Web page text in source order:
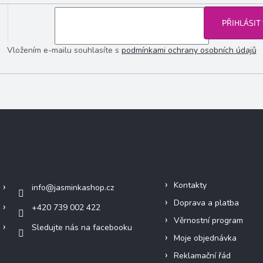
Vložením e-mailu souhlasíte s podmínkami ochrany osobních údajů
PŘIHLÁSIT
info@jasminkashop.cz
+420 739 002 422
Sledujte nás na facebooku
Kontakty
Doprava a platba
Věrnostní program
Moje objednávka
Reklamační řád